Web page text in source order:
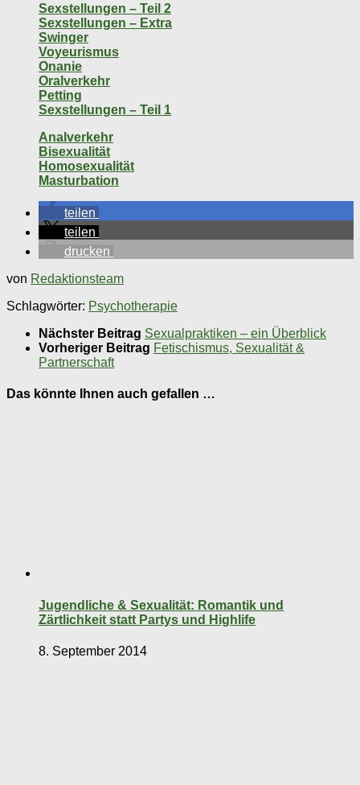
Sexstellungen – Teil 2
Sexstellungen – Extra
Swinger
Voyeurismus
Onanie
Oralverkehr
Petting
Sexstellungen – Teil 1
Analverkehr
Bisexualität
Homosexualität
Masturbation
teilen
teilen
drucken
von Redaktionsteam
Schlagwörter: Psychotherapie
Nächster Beitrag Sexualpraktiken – ein Überblick
Vorheriger Beitrag Fetischismus, Sexualität &
Partnerschaft
Das könnte Ihnen auch gefallen …
Jugendliche & Sexualität: Romantik und
Zärtlichkeit statt Partys und Highlife
8. September 2014